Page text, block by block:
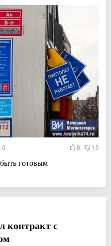
0 0 15
готовым
контракт с